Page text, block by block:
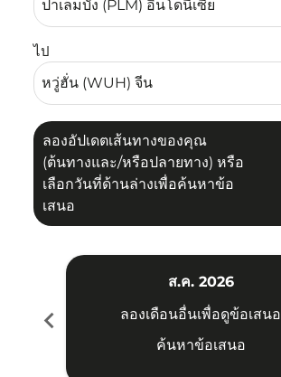
ไป
ลองอัปเดตเส้นทางของคุณ
(ต้นทางและ/หรือปลายทาง) หรือ
เลือกวันที่ด้านล่างเพื่อค้นหาข้อ
เสนอ
chevron_left
ส.ค. 2026
ลองเดือนอื่นเพื่อดูข้อเสนอ
ค้นหาข้อเสนอ